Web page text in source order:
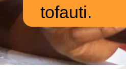
tofauti.